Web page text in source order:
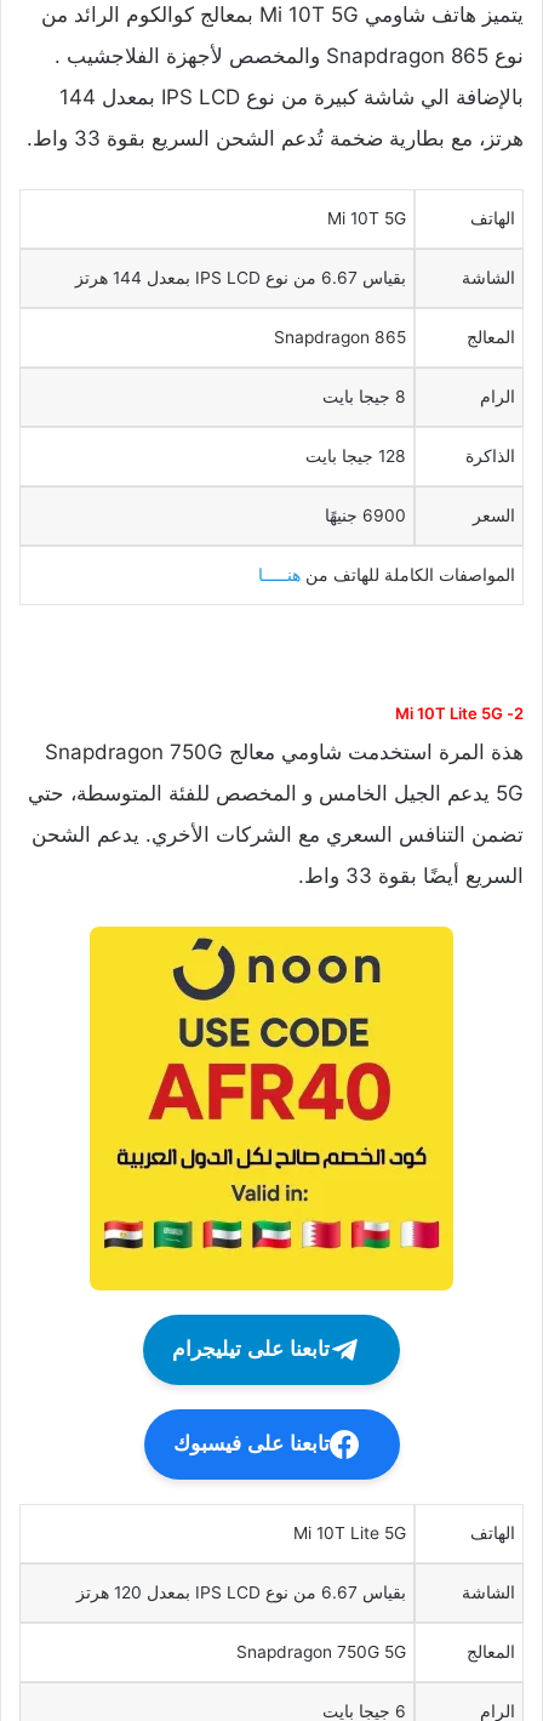
يتميز هاتف شاومي Mi 10T 5G بمعالج كوالكوم الرائد من
نوع Snapdragon 865 والمخصص لأجهزة الفلاجشيب .
بالإضافة الي شاشة كبيرة من نوع IPS LCD بمعدل 144
هرتز، مع بطارية ضخمة تُدعم الشحن السريع بقوة 33 واط.
الهاتف Mi 10T 5G
الشاشة بقياس 6.67 من نوع IPS LCD بمعدل 144 هرتز
المعالج Snapdragon 865
الرام 8 جيجا بايت
الذاكرة 128 جيجا بايت
السعر 6900 جنيهًا
المواصفات الكاملة للهاتف من هنـــــا
2- Mi 10T Lite 5G
هذة المرة استخدمت شاومي معالج Snapdragon 750G
5G يدعم الجيل الخامس و المخصص للفئة المتوسطة، حتي
تضمن التنافس السعري مع الشركات الأخري. يدعم الشحن
السريع أيضًا بقوة 33 واط.
تابعنا على تيليجرام
تابعنا على فيسبوك
الهاتف Mi 10T Lite 5G
الشاشة بقياس 6.67 من نوع IPS LCD بمعدل 120 هرتز
المعالج Snapdragon 750G 5G
الرام 6 جيجا بايت